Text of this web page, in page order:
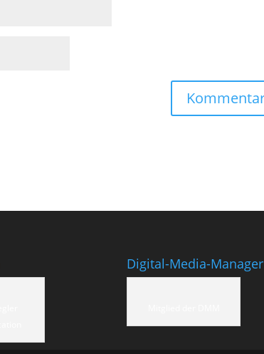
Digital-Media-Manager